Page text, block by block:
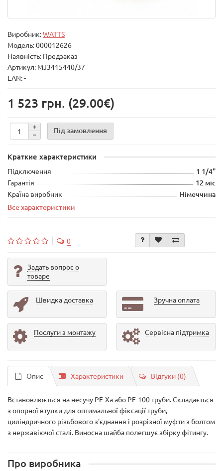
Виробник:WATTS
Модель:000012626
Наявність: Предзаказ
Артикул: MJ3415440/37
EAN: -
1 523 грн. (29.00€)
Під замовлення
Краткие характеристики
Підключення 1 1/4"
Гарантія 12 міс
Країна виробник
Німеччина
Все характеристики
0
Задать вопрос о
товаре
Швидка доставка Зручна оплата
Послуги з монтажу Сервісна підтримка
Опис Характеристики Відгуки (0)
Встановлюється на несучу PE-Xa або PE-100 труби. Складається
з опорної втулки для оптимальної фіксації труби,
циліндричного різьбового з'єднання і розрізної муфти з болтом
з нержавіючої сталі. Виносна шайба полегшує збірку фітингу.
Про виробника